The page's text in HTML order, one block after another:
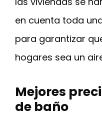
en cuenta toda
para garantizar
hogares sea un
Mejores
de baño